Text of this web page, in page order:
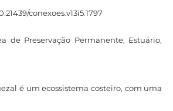
conexoes.v13i5.1797
de Preservação Permanente, Estuário,
é um ecossistema costeiro, com uma